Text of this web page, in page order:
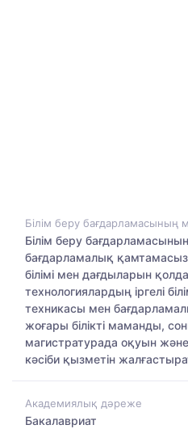
Білім беру бағдарламасының
Білім беру
бағдарламалық қамтамасыз
білімі мен дағдыларын
технологиялардың іргелі
техникасы мен
жоғары білікті маманды,
магистратурада оқуын
кәсіби қызметін
Академиялық дәреже
Бакалавриат